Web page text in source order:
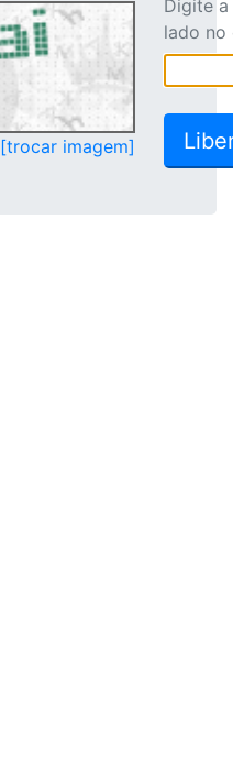
[trocar imagem]
Digite
lado no